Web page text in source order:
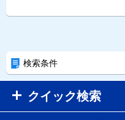
検索条件
クイック検索